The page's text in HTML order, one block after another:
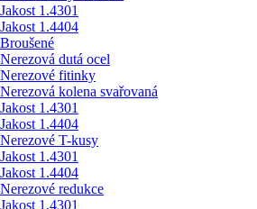
Jakost 1.4301
Jakost 1.4404
Broušené
Nerezová dutá ocel
Nerezové fitinky
Nerezová kolena svařovaná
Jakost 1.4301
Jakost 1.4404
Nerezové T-kusy
Jakost 1.4301
Jakost 1.4404
Nerezové redukce
Jakost 1.4301